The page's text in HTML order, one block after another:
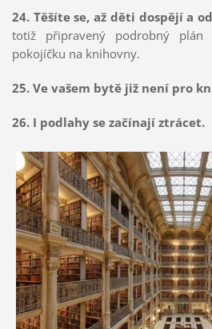
24. Těšíte se, až děti dospějí a
totiž připravený podrobný plán
pokojíčku na knihovny.
25. Ve vašem bytě již není pro
26. I podlahy se začínají ztrácet.